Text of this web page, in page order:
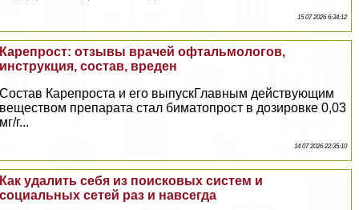
15 07 2026 6:34:12
Карепрост: отзывы врачей офтальмологов,
инструкция, состав, вреден
Состав Карепроста и его выпускГлавным действующим
веществом препарата стал биматопрост в дозировке 0,03
мг/г...
14 07 2026 22:35:10
Как удалить себя из поисковых систем и
социальных сетей раз и навсегда